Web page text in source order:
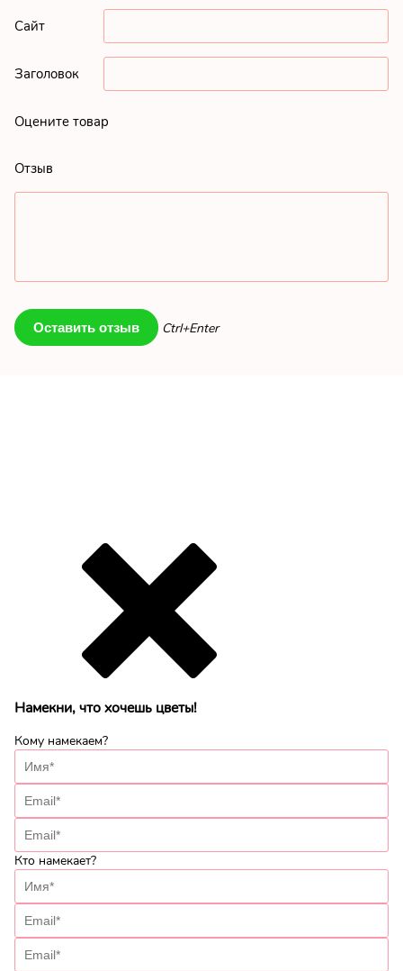
Сайт
Заголовок
Оцените товар
Отзыв
Ctrl+Enter
Намекни, что хочешь цветы!
Кому намекаем?
Кто намекает?